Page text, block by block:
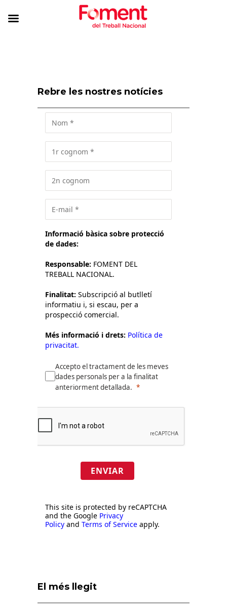
Rebre les nostres notícies
Informació bàsica sobre protecció
de dades:
Responsable: FOMENT DEL
TREBALL NACIONAL.
Finalitat: Subscripció al butlletí
informatiu i, si escau, per a
prospecció comercial.
Més informació i drets: Política de
privacitat.
Accepto el tractament de les meves
dades personals per a la finalitat
anteriorment detallada.
ENVIAR
This site is protected by reCAPTCHA
and the Google Privacy
Policy and Terms of Service apply.
El més llegit